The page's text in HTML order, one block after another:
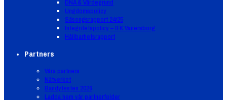
DNA & Värdegrund
Ungdomspolicy
Säsongsrapport 24/25
Integritetspolicy – IFK Vänersborg
Hållbarhetsrapport
Partners
Våra partners
Nätverket
Bandyfesten 2026
Ladda hem vår partnerfolder